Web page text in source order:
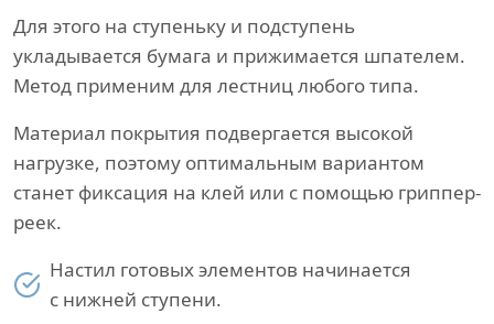
Для этого на ступеньку и подступень
укладывается бумага и прижимается шпателем.
Метод применим для лестниц любого типа.
Материал покрытия подвергается высокой
нагрузке, поэтому оптимальным вариантом
станет фиксация на клей или с помощью гриппер-
реек.
Настил готовых элементов начинается
с нижней ступени.